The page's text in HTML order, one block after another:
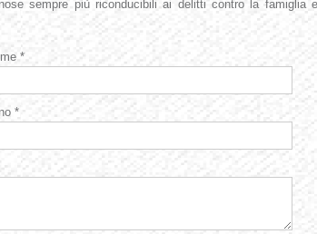
sempre più riconducibili ai delitti contro la famiglia e
*
*